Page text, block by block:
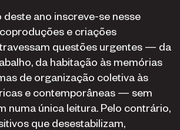
ano inscreve-se nesse
e criações
questões urgentes — da
da habitação às memórias
de organização coletiva às
e contemporâneas — sem
numa única leitura. Pelo contrário,
que desestabilizam,